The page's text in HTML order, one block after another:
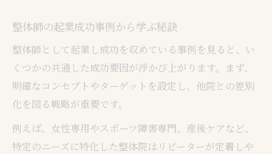
整体師の起業成功事例から学ぶ秘訣
整体師として起業し成功を収めている事例を見ると、い
くつかの共通した成功要因が浮かび上がります。まず、
明確なコンセプトやターゲットを設定し、他院との差別
化を図る戦略が重要です。
例えば、女性専用やスポーツ障害専門、産後ケアなど、
特定のニーズに特化した整体院はリピーターが定着しや